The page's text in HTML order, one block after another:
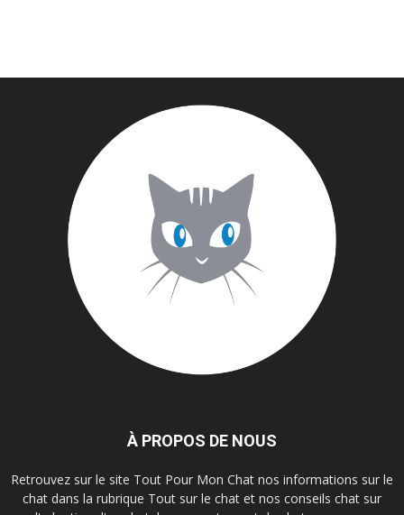
À PROPOS DE NOUS
Retrouvez sur le site Tout Pour Mon Chat nos informations sur le
chat dans la rubrique Tout sur le chat et nos conseils chat sur